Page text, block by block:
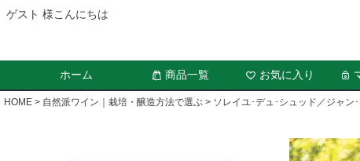
ゲスト 様こんにちは
ホーム 商品一覧 お気に入り
HOME 自然派ワイン｜栽培・醸造方法で選ぶ ソレイユ･デュ･シュッド／ジャン